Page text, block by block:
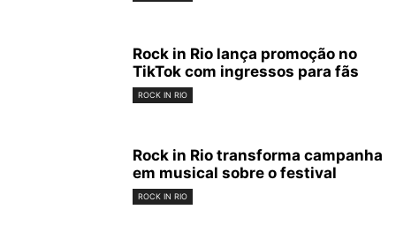
Rock in Rio lança promoção no
TikTok com ingressos para fãs
ROCK IN RIO
Rock in Rio transforma campanha
em musical sobre o festival
ROCK IN RIO